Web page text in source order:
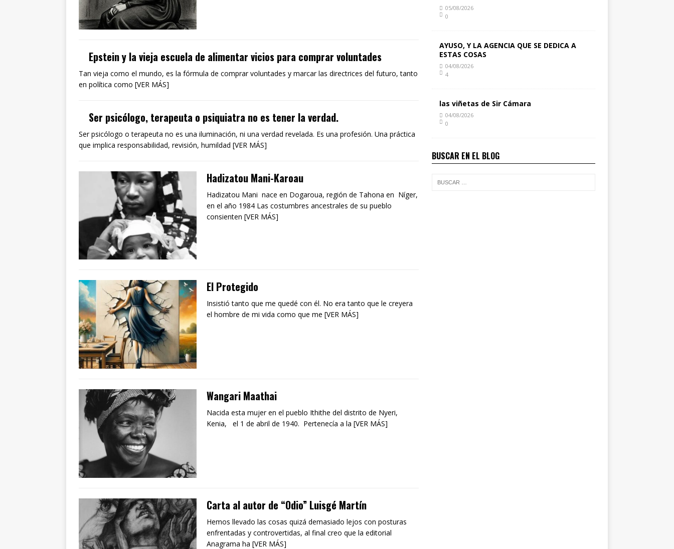
Epstein y la vieja escuela de alimentar vicios para comprar voluntades
Tan vieja como el mundo, es la fórmula de comprar voluntades y marcar las directrices del futuro, tanto
en política como [VER MÁS]
Ser psicólogo, terapeuta o psiquiatra no es tener la verdad.
Ser psicólogo o terapeuta no es una iluminación, ni una verdad revelada. Es una profesión. Una práctica
que implica responsabilidad, revisión, humildad [VER MÁS]
Hadizatou Mani-Karoau
Hadizatou Mani nace en Dogaroua, región de Tahona en Níger,
en el año 1984 Las costumbres ancestrales de su pueblo
consienten [VER MÁS]
El Protegido
Insistió tanto que me quedé con él. No era tanto que le creyera
el hombre de mi vida como que me [VER MÁS]
Wangari Maathai
Nacida esta mujer en el pueblo Ithithe del distrito de Nyeri,
Kenia, el 1 de abril de 1940. Pertenecía a la [VER MÁS]
Carta al autor de “Odio” Luisgé Martín
Hemos llevado las cosas quizá demasiado lejos con posturas
enfrentadas y controvertidas, al final creo que la editorial
Anagrama ha [VER MÁS]
05/08/2026
0
AYUSO, Y LA AGENCIA QUE SE DEDICA A
ESTAS COSAS
04/08/2026
4
las viñetas de Sir Cámara
04/08/2026
0
BUSCAR EN EL BLOG